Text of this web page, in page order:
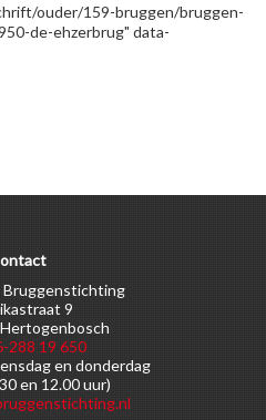
ouder/159-bruggen/bruggen-
de-ehzerbrug" data-
Bruggenstichting
9
288 19 650
en donderdag
en 12.00 uur)